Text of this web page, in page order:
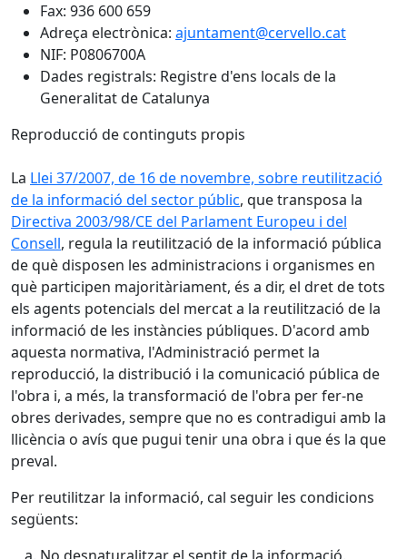
Fax: 936 600 659
Adreça electrònica: ajuntament@cervello.cat
NIF: P0806700A
Dades registrals: Registre d'ens locals de la
Generalitat de Catalunya
Reproducció de continguts propis
La Llei 37/2007, de 16 de novembre, sobre reutilització
de la informació del sector públic, que transposa la
Directiva 2003/98/CE del Parlament Europeu i del
Consell, regula la reutilització de la informació pública
de què disposen les administracions i organismes en
què participen majoritàriament, és a dir, el dret de tots
els agents potencials del mercat a la reutilització de la
informació de les instàncies públiques. D'acord amb
aquesta normativa, l'Administració permet la
reproducció, la distribució i la comunicació pública de
l'obra i, a més, la transformació de l'obra per fer-ne
obres derivades, sempre que no es contradigui amb la
llicència o avís que pugui tenir una obra i que és la que
preval.
Per reutilitzar la informació, cal seguir les condicions
següents: